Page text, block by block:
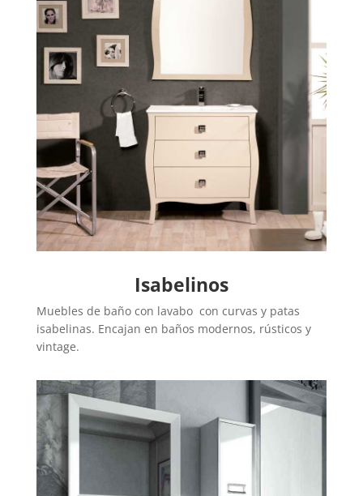
Isabelinos
Muebles de baño con lavabo con curvas y patas
isabelinas. Encajan en baños modernos, rústicos y
vintage.